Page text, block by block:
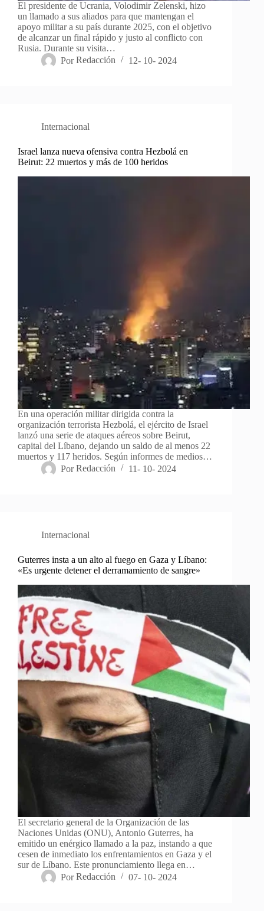
El presidente de Ucrania, Volodimir Zelenski, hizo
un llamado a sus aliados para que mantengan el
apoyo militar a su país durante 2025, con el objetivo
de alcanzar un final rápido y justo al conflicto con
Rusia. Durante su visita…
Por Redacción 12- 10- 2024
Internacional
Israel lanza nueva ofensiva contra Hezbolá en
Beirut: 22 muertos y más de 100 heridos
En una operación militar dirigida contra la
organización terrorista Hezbolá, el ejército de Israel
lanzó una serie de ataques aéreos sobre Beirut,
capital del Líbano, dejando un saldo de al menos 22
muertos y 117 heridos. Según informes de medios…
Por Redacción 11- 10- 2024
Internacional
Guterres insta a un alto al fuego en Gaza y Líbano:
«Es urgente detener el derramamiento de sangre»
El secretario general de la Organización de las
Naciones Unidas (ONU), Antonio Guterres, ha
emitido un enérgico llamado a la paz, instando a que
cesen de inmediato los enfrentamientos en Gaza y el
sur de Líbano. Este pronunciamiento llega en…
Por Redacción 07- 10- 2024